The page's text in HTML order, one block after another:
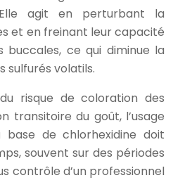
agit en perturbant la
et en freinant leur capacité
buccales, ce qui diminue la
sulfurés volatils.
risque de coloration des
transitoire du goût, l’usage
de chlorhexidine doit
souvent sur des périodes
contrôle d’un professionnel